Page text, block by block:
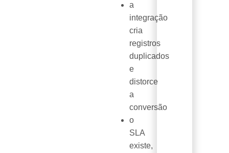
a
integração
cria
registros
duplicados
e
distorce
a
conversão
o
SLA
existe,